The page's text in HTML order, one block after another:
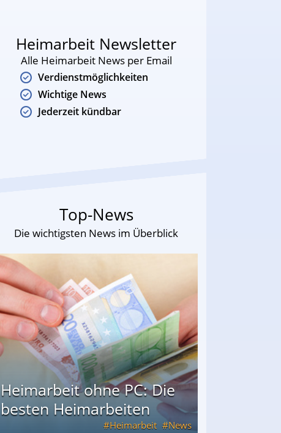
Heimarbeit Newsletter
Alle Heimarbeit News per Email
Verdienstmöglichkeiten
Wichtige News
Jederzeit kündbar
Top-News
Die wichtigsten News im Überblick
Heimarbeit ohne PC: Die
besten Heimarbeiten
Heimarbeit News